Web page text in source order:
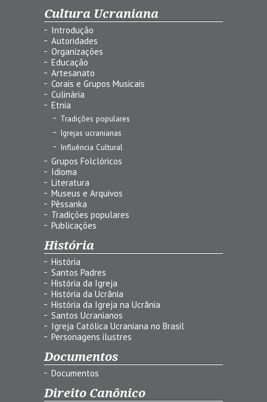
Cultura Ucraniana
Introdução
Autoridades
Organizações
Educação
Artesanato
Corais e Grupos Musicais
Culinária
Etnia
Tradições populares
Igrejas ucranianas
Influência Cultural
Grupos Folclóricos
Idioma
Literatura
Museus e Arquivos
Pêssanka
Tradições populares
Publicações
História
História
Santos Padres
História da Igreja
História da Ucrânia
História da Igreja na Ucrânia
Santos Ucranianos
Igreja Católica Ucraniana no Brasil
Personagens ilustres
Documentos
Documentos
Direito Canônico